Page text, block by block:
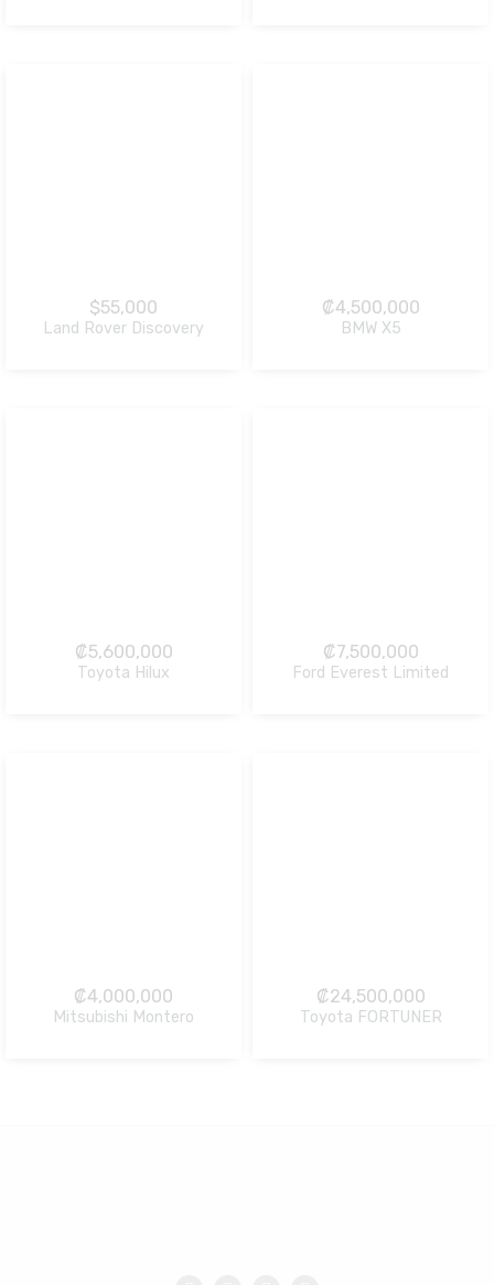
$55,000
Land Rover Discovery
₡4,500,000
BMW X5
₡5,600,000
Toyota Hilux
₡7,500,000
Ford Everest Limited
₡4,000,000
Mitsubishi Montero
₡24,500,000
Toyota FORTUNER